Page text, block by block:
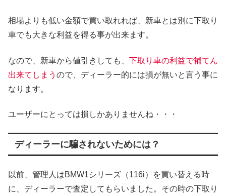
相場よりも低い金額で買い取れれば、新車とは別に下取り
車でも大きな利益を得る事が出来ます。
なので、新車から値引きしても、 下取り車の利益で補てん
出来てしまう ので、ディーラー的には損が無いと言う事に
なります。
ユーザーにとっては損しかありませんね・・・
ディーラーに騙されないためには？
以前、管理人はBMW1シリーズ（116i）を買い替える時
に、ディーラーで査定してもらいました。その時の下取り